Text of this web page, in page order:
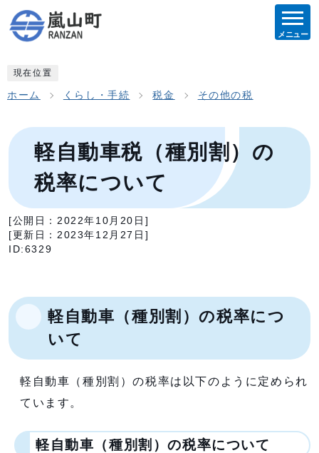
メニュー
現在位置
ホーム くらし・手続 税金 その他の税
軽自動車税（種別割）の
税率について
[公開日： 2022年10月20日 ]
[更新日： 2023年12月27日 ]
ID:6329
軽自動車（種別割）の税率につ
いて
軽自動車（種別割）の税率は以下のように定められ
ています。
軽自動車（種別割）の税率について